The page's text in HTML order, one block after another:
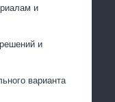
и
и
варианта